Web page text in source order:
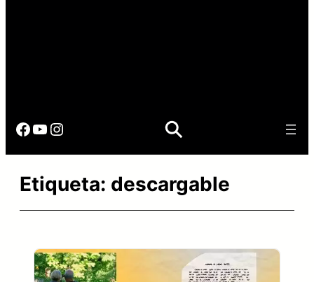
Facebook
YouTube
Instagram
Etiqueta: descargable